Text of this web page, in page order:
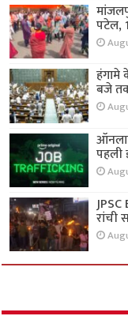
पटेल,
हंगामे
बजे
रांची